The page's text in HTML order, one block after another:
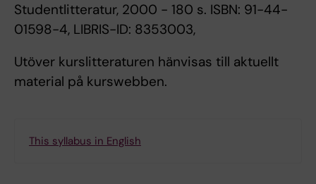
Studentlitteratur, 2000 - 180 s. ISBN: 91-44-
01598-4, LIBRIS-ID: 8353003,
Utöver kurslitteraturen hänvisas till aktuellt
material på kurswebben.
This syllabus in English